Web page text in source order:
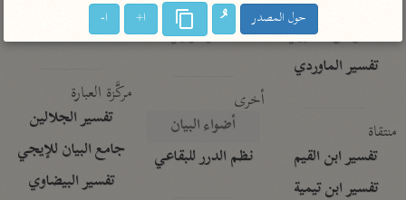
تفسير ابن الجوزي
تفسير الماوردي
منتقاة
تفسير ابن القيم
تفسير ابن تيمية
تفسير الرازي
أخرى
أضواء البيان
نظم الدرر للبقاعي
تفسير ابن عثيمين
مركَّزة العبارة
تفسير الجلالين
جامع البيان للإيجي
تفسير البيضاوي
حول المصدر ا+ ا-